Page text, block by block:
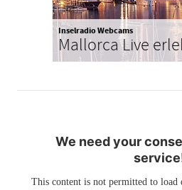
Inselradio Webcams
Mallorca Live
We need your
This content is not permitted to load